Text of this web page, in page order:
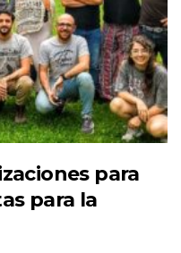
para
para la